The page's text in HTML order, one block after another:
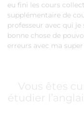
eu fini les cours
supplémentaire de
professeur avec qui je
bonne chose de
erreurs avec ma
Vous êtes
étudier